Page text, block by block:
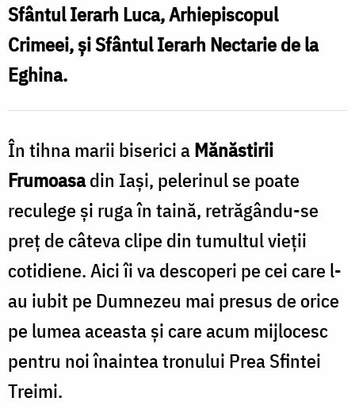
Sfântul Ierarh Luca, Arhiepiscopul
Crimeei, și Sfântul Ierarh Nectarie de la
Eghina.
În tihna marii biserici aMănăstirii
Frumoasadin Iași, pelerinul se poate
reculege și ruga în taină, retrăgându-se
preț de câteva clipe din tumultul vieții
cotidiene. Aici îi va descoperi pe cei care l-
au iubit pe Dumnezeu mai presus de orice
pe lumea aceasta și care acum mijlocesc
pentru noi înaintea tronului Prea Sfintei
Treimi.